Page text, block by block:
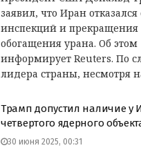
заявил, что Иран отказался
инспекций и прекращения
обогащения урана. Об этом
информирует Reuters. По
лидера страны, несмотря
Трамп допустил наличие у
четвертого ядерного
30 июня 2025, 00:31